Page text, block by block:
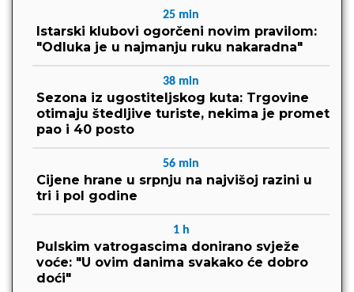
25 min
Istarski klubovi ogorčeni novim pravilom:
"Odluka je u najmanju ruku nakaradna"
38 min
Sezona iz ugostiteljskog kuta: Trgovine
otimaju štedljive turiste, nekima je promet
pao i 40 posto
56 min
Cijene hrane u srpnju na najvišoj razini u
tri i pol godine
1 h
Pulskim vatrogascima donirano svježe
voće: "U ovim danima svakako će dobro
doći"